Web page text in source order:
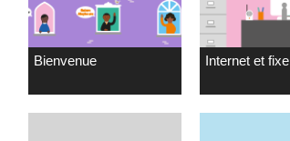
Bienvenue Internet et fixe